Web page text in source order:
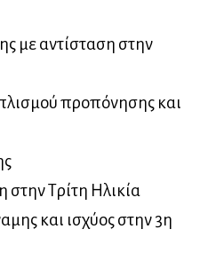
με αντίσταση στην
προπόνησης και
στην Τρίτη Ηλικία
και ισχύος στην 3η